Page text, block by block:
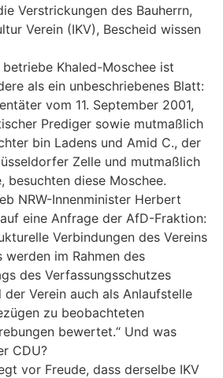
Verstrickungen des Bauherrn,
Verein (IKV), Bescheid wissen
Khaled-Moschee ist
als ein unbeschriebenes Blatt:
vom 11. September 2001,
Prediger sowie mutmaßlich
bin Ladens und Amid C., der
Zelle und mutmaßlich
besuchten diese Moschee.
NRW-Innenminister Herbert
eine Anfrage der AfD-Fraktion:
Verbindungen des Vereins
werden im Rahmen des
des Verfassungsschutzes
Verein auch als Anlaufstelle
zu beobachteten
bewertet.“ Und was
CDU?
vor Freude, dass derselbe IKV